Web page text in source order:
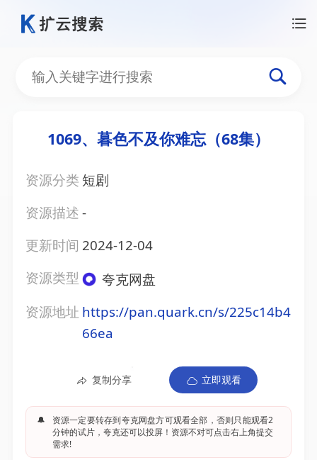
1069、暮色不及你难忘（68集）
资源分类 短剧
资源描述-
更新时间 2024-12-04
资源类型
夸克网盘
资源地址 https://pan.quark.cn/s/225c14b4
66ea
复制分享 立即观看
🔔
资源一定要转存到夸克网盘方可观看全部，否则只能观看2
分钟的试片，夸克还可以投屏！资源不对可点击右上角提交
需求!